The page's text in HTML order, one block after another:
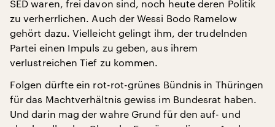
SED waren, frei davon sind, noch heute deren Politik
zu verherrlichen. Auch der Wessi Bodo Ramelow
gehört dazu. Vielleicht gelingt ihm, der trudelnden
Partei einen Impuls zu geben, aus ihrem
verlustreichen Tief zu kommen.
Folgen dürfte ein rot-rot-grünes Bündnis in Thüringen
für das Machtverhältnis gewiss im Bundesrat haben.
Und darin mag der wahre Grund für den auf- und